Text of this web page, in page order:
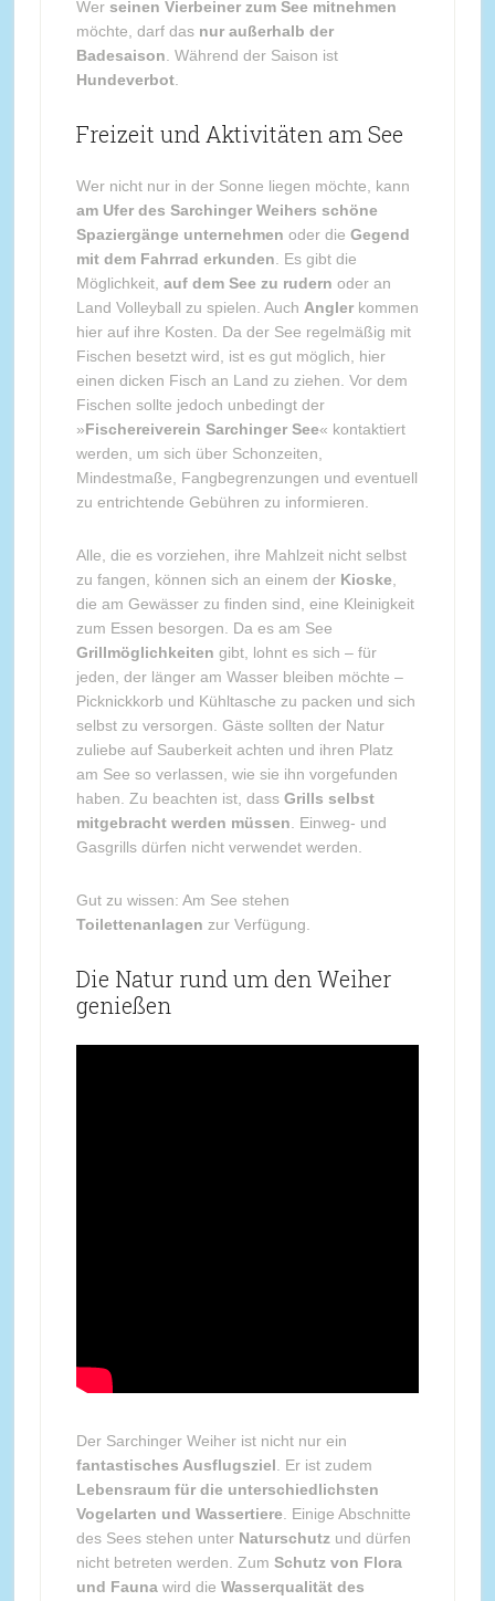
Wer seinen Vierbeiner zum See mitnehmen
möchte, darf das nur außerhalb der
Badesaison . Während der Saison ist
Hundeverbot.
Freizeit und Aktivitäten am See
Wer nicht nur in der Sonne liegen möchte, kann
am Ufer des Sarchinger Weihers schöne
Spaziergänge unternehmen oder die Gegend
mit dem Fahrrad erkunden . Es gibt die
Möglichkeit, auf dem See zu rudern oder an
Land Volleyball zu spielen. Auch Anglerkommen
hier auf ihre Kosten. Da der See regelmäßig mit
Fischen besetzt wird, ist es gut möglich, hier
einen dicken Fisch an Land zu ziehen. Vor dem
Fischen sollte jedoch unbedingt der
»Fischereiverein Sarchinger See« kontaktiert
werden, um sich über Schonzeiten,
Mindestmaße, Fangbegrenzungen und eventuell
zu entrichtende Gebühren zu informieren.
Alle, die es vorziehen, ihre Mahlzeit nicht selbst
zu fangen, können sich an einem der Kioske
die am Gewässer zu finden sind, eine Kleinigkeit
zum Essen besorgen. Da es am See
Grillmöglichkeiten gibt, lohnt es sich – für
jeden, der länger am Wasser bleiben möchte –
Picknickkorb und Kühltasche zu packen und sich
selbst zu versorgen. Gäste sollten der Natur
zuliebe auf Sauberkeit achten und ihren Platz
am See so verlassen, wie sie ihn vorgefunden
haben. Zu beachten ist, dass Grills selbst
mitgebracht werden müssen . Einweg- und
Gasgrills dürfen nicht verwendet werden.
Gut zu wissen: Am See stehen
Toilettenanlagen zur Verfügung.
Die Natur rund um den Weiher
genießen
Der Sarchinger Weiher ist nicht nur ein
fantastisches Ausflugsziel . Er ist zudem
Lebensraum für die unterschiedlichsten
Vogelarten und Wassertiere . Einige Abschnitte
des Sees stehen unter Naturschutz und dürfen
nicht betreten werden. Zum Schutz von Flora
und Faunawird die Wasserqualität des